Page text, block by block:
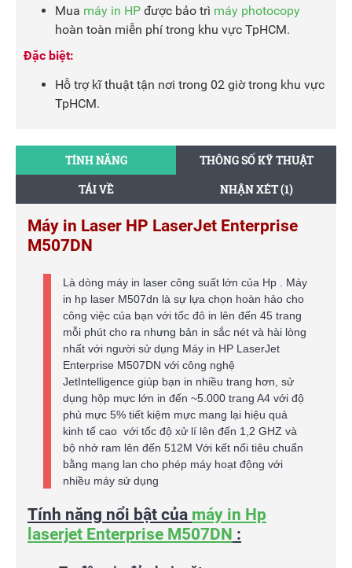
Mua máy in HP được bảo trì máy photocopy
hoàn toàn miễn phí trong khu vực TpHCM.
Đặc biệt:
Hỗ trợ kĩ thuật tận nơi trong 02 giờ trong khu vực
TpHCM.
TÍNH NĂNG
THÔNG SỐ KỸ THUẬT
TẢI VỀ
NHẬN XÉT (1)
Máy in Laser HP LaserJet Enterprise
M507DN
Là dòng máy in laser công suất lớn của Hp . Máy
in hp laser M507dn là sự lựa chọn hoàn hảo cho
công việc của bạn với tốc đô in lên đến 45 trang
mỗi phút cho ra nhưng bản in sắc nét và hài lòng
nhất với người sử dụng Máy in HP LaserJet
Enterprise M507DN với công nghệ
JetIntelligence giúp bạn in nhiều trang hơn, sử
dụng hộp mực lớn in đến ~5.000 trang A4 với độ
phủ mực 5% tiết kiệm mực mang lại hiệu quả
kinh tế cao với tốc độ xử lí lên đến 1,2 GHZ và
bộ nhớ ram lên đến 512M Với kết nối tiêu chuẩn
bằng mạng lan cho phép máy hoạt động với
nhiều máy sử dụng
Tính năng nổi bật của máy in Hp
laserjet Enterprise M507DN :